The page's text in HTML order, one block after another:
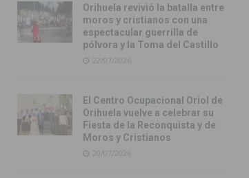
Orihuela revivió la batalla entre
moros y cristianos con una
espectacular guerrilla de
pólvora y la Toma del Castillo
22/07/2026
El Centro Ocupacional Oriol de
Orihuela vuelve a celebrar su
Fiesta de la Reconquista y de
Moros y Cristianos
20/07/2026